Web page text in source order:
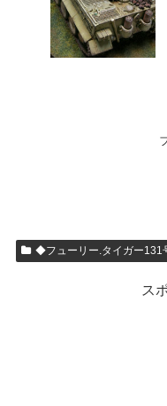
◆フューリー.タイガー131
ス